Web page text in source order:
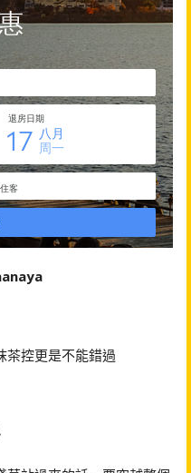
茶控更是不能錯過